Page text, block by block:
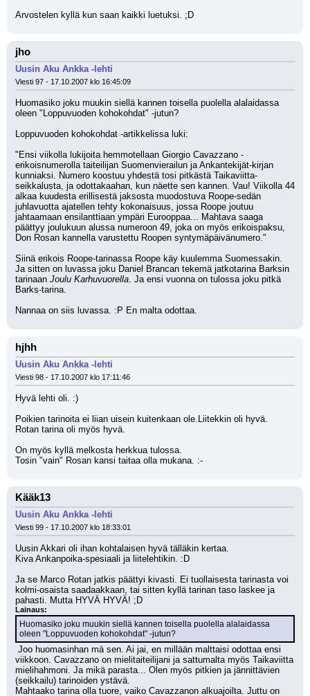
Arvostelen kyllä kun saan kaikki luetuksi. ;D
jho
Uusin Aku Ankka -lehti
Viesti 97 - 17.10.2007 klo 16:45:09
Huomasiko joku muukin siellä kannen toisella puolella alalaidassa
oleen "Loppuvuoden kohokohdat" -jutun?
Loppuvuoden kohokohdat -artikkelissa luki:
"Ensi viikolla lukijoita hemmotellaan Giorgio Cavazzano -
erikoisnumerolla taiteilijan Suomenvierailun ja Ankantekijät-kirjan
kunniaksi. Numero koostuu yhdestä tosi pitkästä Taikaviitta-
seikkalusta, ja odottakaahan, kun näette sen kannen. Vau! Viikolla 44
alkaa kuudesta erillisestä jaksosta muodostuva Roope-sedän
juhlavuotta ajatellen tehty kokonaisuus, jossa Roope joutuu
jahtaamaan ensilanttiaan ympäri Eurooppaa... Mahtava saaga
päättyy joulukuun alussa numeroon 49, joka on myös erikoispaksu,
Don Rosan kannella varustettu Roopen syntymäpäivänumero."
Siinä erikois Roope-tarinassa Roope käy kuulemma Suomessakin.
Ja sitten on luvassa joku Daniel Brancan tekemä jatkotarina Barksin
tarinaan Joulu Karhuvuorella. Ja ensi vuonna on tulossa joku pitkä
Barks-tarina.
Nannaa on siis luvassa. :P En malta odottaa.
hjhh
Uusin Aku Ankka -lehti
Viesti 98 - 17.10.2007 klo 17:11:46
Hyvä lehti oli. :)
Poikien tarinoita ei liian uisein kuitenkaan ole.Liitekkin oli hyvä.
Rotan tarina oli myös hyvä.
On myös kyllä melkosta herkkua tulossa.
Tosin "vain" Rosan kansi taitaa olla mukana. :-
Kääk13
Uusin Aku Ankka -lehti
Viesti 99 - 17.10.2007 klo 18:33:01
Uusin Akkari oli ihan kohtalaisen hyvä tälläkin kertaa.
Kiva Ankanpoika-spesiaali ja liitelehtikin. :D
Ja se Marco Rotan jatkis päättyi kivasti. Ei tuollaisesta tarinasta voi
kolmi-osaista saadaakkaan, tai sitten kyllä tarinan taso laskee ja
pahasti. Mutta HYVÄ HYVÄ! ;D
Lainaus:
Huomasiko joku muukin siellä kannen toisella puolella alalaidassa
oleen "Loppuvuoden kohokohdat" -jutun?
viikkoon. Cavazzano on mielitaiteilijani ja sattumalta myös Taikaviitta
mielihahmoni. Ja mikä parasta... Olen myös pitkien ja jännittävien
(seikkailu) tarinoiden ystävä.
Mahtaako tarina olla tuore, vaiko Cavazzanon alkuajoilta. Juttu on